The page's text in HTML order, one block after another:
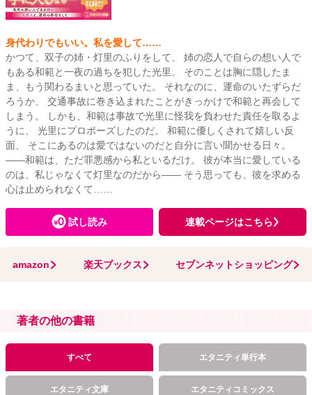
身代わりでもいい。私を愛して……
かつて、双子の姉・灯里のふりをして、 姉の恋人で自らの想い人で
もある和範と一夜の過ちを犯した光里。 そのことは胸に隠したま
ま、もう関わるまいと思っていた。 それなのに、運命のいたずらだ
ろうか、 交通事故に巻き込まれたことがきっかけで和範と再会して
しまう。 しかも、和範は事故で光里に怪我を負わせた責任を取るよ
うに、 光里にプロポーズしたのだ。 和範に優しくされて嬉しい反
面、 そこにあるのは愛ではないのだと自分に言い聞かせる日々。
――和範は、ただ罪悪感から私といるだけ。 彼が本当に愛している
のは、私じゃなくて灯里なのだから―― そう思っても、彼を求める
心は止められなくて……
試し読み 連載ページはこちら
amazon 楽天ブックス セブンネットショッピング
著者の他の書籍
すべて エタニティ単行本
エタニティ文庫 エタニティコミックス